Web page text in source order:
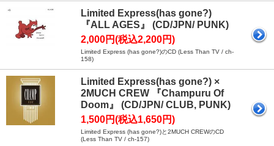
Limited Express(has gone?)
『ALL AGES』 (CD/JPN/ PUNK)
2,000円(税込2,200円)
Limited Express (has gone?)のCD (Less Than TV / ch-
158)
Limited Express(has gone?) ×
2MUCH CREW 『Champuru Of
Doom』 (CD/JPN/ CLUB, PUNK)
1,500円(税込1,650円)
Limited Express (has gone?)と2MUCH CREWのCD
(Less Than TV / ch-157)